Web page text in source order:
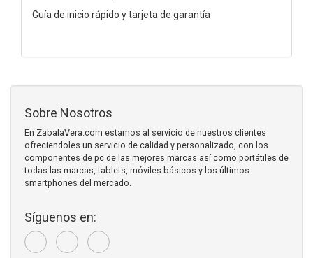
Guía de inicio rápido y tarjeta de garantía
Sobre Nosotros
En ZabalaVera.com estamos al servicio de nuestros clientes
ofreciendoles un servicio de calidad y personalizado, con los
componentes de pc de las mejores marcas así como portátiles de
todas las marcas, tablets, móviles básicos y los últimos
smartphones del mercado.
Síguenos en: